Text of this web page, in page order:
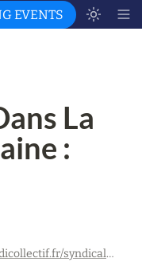
EVENTS
La
:
https://syndicollectif.fr/syndicalistes-dans-la-guerre-en-ukraine-temoignages/